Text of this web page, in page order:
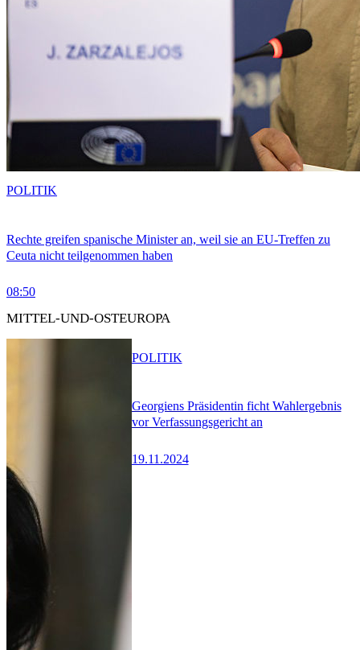
Rechte greifen spanische Minister an, weil sie an EU-Treffen zu
Ceuta nicht teilgenommen haben
08:50
POLITIK
MITTEL-UND-OSTEUROPA
Georgiens Präsidentin ficht Wahlergebnis
vor Verfassungsgericht an
19.11.2024
POLITIK